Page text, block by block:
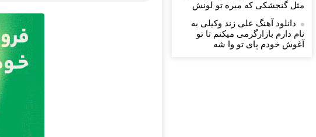
مثل گنجشكی كه میره تو لونش
دانلود آهنگ علی زند وکیلی به
نام دارم بازارگرمی میكنم تا تو
آغوش خودم پای تو وا شه